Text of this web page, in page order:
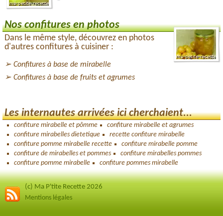
Nos confitures en photos
Dans le même style, découvrez en photos
d'autres confitures à cuisiner :
Confitures à base de mirabelle
Confitures à base de fruits et agrumes
Les internautes arrivées ici cherchaient...
confiture mirabelle et pômme
confiture mirabelle et agrumes
confiture mirabelles dietetique
recette confiture mirabelle
confiture pomme mirabelle recette
confiture mirabelle pomme
confiture de mirabelles et pommes
confiture mirabelles pommes
confiture pomme mirabelle
confiture pommes mirabelle
(c) Ma P'tite Recette 2026
Mentions légales